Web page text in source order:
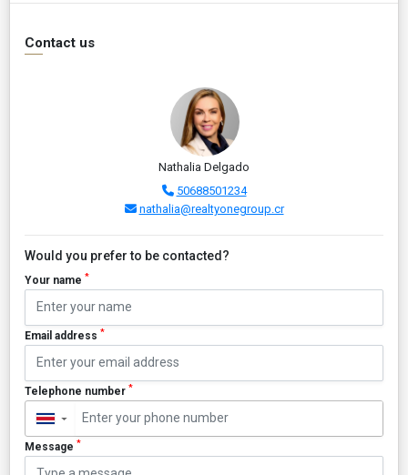
Contact us
Nathalia Delgado
50688501234
nathalia@realtyonegroup.cr
Would you prefer to be contacted?
Your name *
Email address *
Telephone number *
▼
Message *